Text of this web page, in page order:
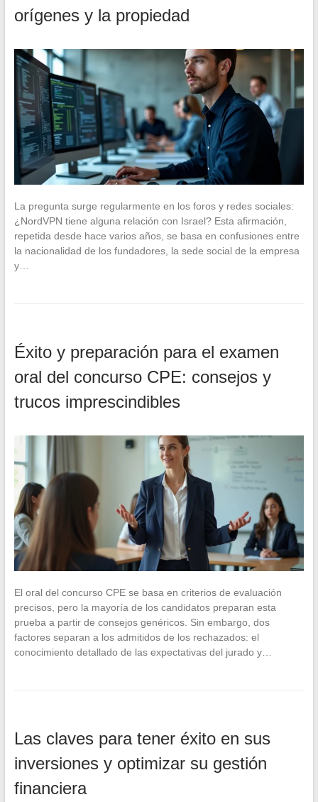
orígenes y la propiedad
La pregunta surge regularmente en los foros y redes sociales:
¿NordVPN tiene alguna relación con Israel? Esta afirmación,
repetida desde hace varios años, se basa en confusiones entre
la nacionalidad de los fundadores, la sede social de la empresa
y…
Éxito y preparación para el examen
oral del concurso CPE: consejos y
trucos imprescindibles
El oral del concurso CPE se basa en criterios de evaluación
precisos, pero la mayoría de los candidatos preparan esta
prueba a partir de consejos genéricos. Sin embargo, dos
factores separan a los admitidos de los rechazados: el
conocimiento detallado de las expectativas del jurado y…
Las claves para tener éxito en sus
inversiones y optimizar su gestión
financiera